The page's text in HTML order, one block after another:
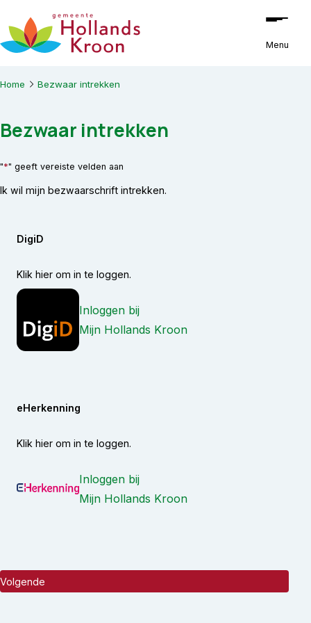
Ga naar de inhoud
Menu
Home Bezwaar intrekken
Bezwaar intrekken
"*" geeft vereiste velden aan
Ik wil mijn bezwaarschrift intrekken.
DigiD
Klik hier om in te loggen.
Inloggen bij
Mijn Hollands Kroon
eHerkenning
Klik hier om in te loggen.
Inloggen bij
Mijn Hollands Kroon